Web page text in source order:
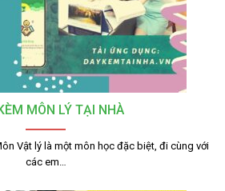
MÔN LÝ TẠI NHÀ
Vật lý là một môn học đặc biệt, đi cùng với
các em…